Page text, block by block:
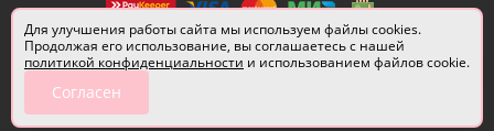
Разработчик сайта —
Для улучшения работы сайта мы используем файлы cookies.
Продолжая его использование, вы соглашаетесь с нашей
политикой конфиденциальности и использованием файлов cookie.
Согласен